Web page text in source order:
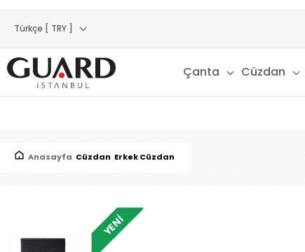
Türkçe [ TRY ]
Çanta Cüzdan
Anasayfa Cüzdan Erkek Cüzdan
YENI